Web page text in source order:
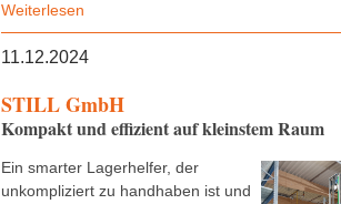
Weiterlesen
11.12.2024
STILL GmbH
Kompakt und effizient auf kleinstem Raum
Ein smarter Lagerhelfer, der
unkompliziert zu handhaben ist und